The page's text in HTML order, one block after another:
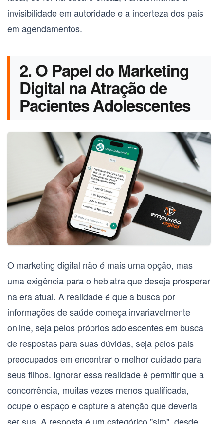
invisibilidade em autoridade e a incerteza dos pais
em agendamentos.
2. O Papel do Marketing
Digital na Atração de
Pacientes Adolescentes
O marketing digital não é mais uma opção, mas
uma exigência para o hebiatra que deseja prosperar
na era atual. A realidade é que a busca por
informações de saúde começa invariavelmente
online, seja pelos próprios adolescentes em busca
de respostas para suas dúvidas, seja pelos pais
preocupados em encontrar o melhor cuidado para
seus filhos. Ignorar essa realidade é permitir que a
concorrência, muitas vezes menos qualificada,
ocupe o espaço e capture a atenção que deveria
ser sua. A resposta é um categórico "sim", desde